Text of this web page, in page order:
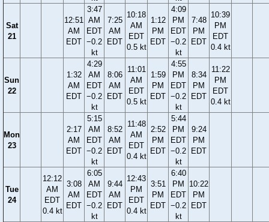
Sat
21
12:51
AM
EDT
3:47
AM
EDT
−0.2
kt
7:25
AM
EDT
10:18
AM
EDT
0.5 kt
1:12
PM
EDT
4:09
PM
EDT
−0.2
kt
7:48
PM
EDT
10:39
PM
EDT
0.4 kt
Sun
22
1:32
AM
EDT
4:29
AM
EDT
−0.2
kt
8:06
AM
EDT
11:01
AM
EDT
0.5 kt
1:59
PM
EDT
4:55
PM
EDT
−0.2
kt
8:34
PM
EDT
11:22
PM
EDT
0.4 kt
Mon
23
2:17
AM
EDT
5:15
AM
EDT
−0.2
kt
8:52
AM
EDT
11:48
AM
EDT
0.4 kt
2:52
PM
EDT
5:44
PM
EDT
−0.2
kt
9:24
PM
EDT
Tue
24
12:12
AM
EDT
0.4 kt
3:08
AM
EDT
6:05
AM
EDT
−0.2
kt
9:44
AM
EDT
12:43
PM
EDT
0.4 kt
3:51
PM
EDT
6:40
PM
EDT
−0.2
kt
10:22
PM
EDT